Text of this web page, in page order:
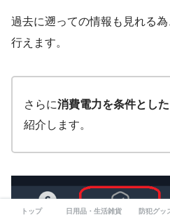
過去に遡っての情報も見れる
行えます。
さらに消費電力を条件とし
紹介します。
トップ 日用品・生活雑貨 防犯グッ